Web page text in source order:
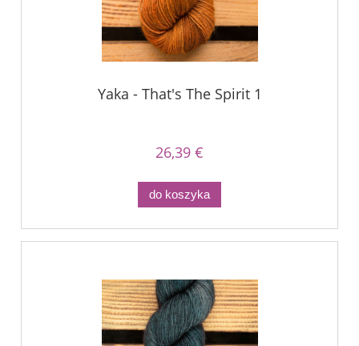
Yaka - That's The Spirit 1
26,39 €
do koszyka